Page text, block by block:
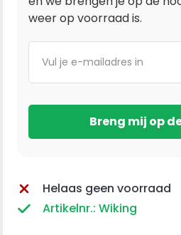
weer op voorraad is.
Helaas geen voorraad
Artikelnr.: Wiking